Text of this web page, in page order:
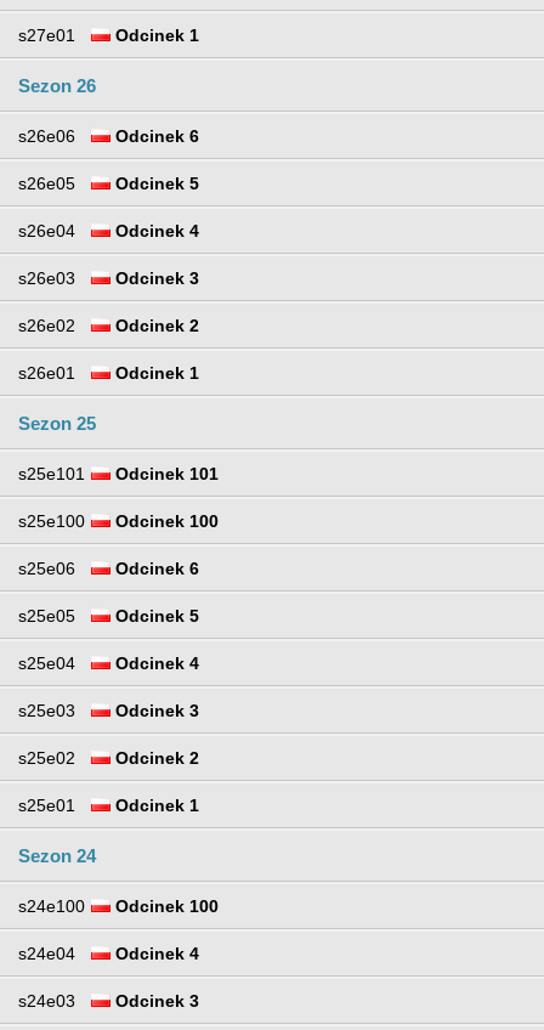
s27e01 Odcinek 1
Sezon 26
s26e06 Odcinek 6
s26e05 Odcinek 5
s26e04 Odcinek 4
s26e03 Odcinek 3
s26e02 Odcinek 2
s26e01 Odcinek 1
Sezon 25
s25e101 Odcinek 101
s25e100 Odcinek 100
s25e06 Odcinek 6
s25e05 Odcinek 5
s25e04 Odcinek 4
s25e03 Odcinek 3
s25e02 Odcinek 2
s25e01 Odcinek 1
Sezon 24
s24e100 Odcinek 100
s24e04 Odcinek 4
s24e03 Odcinek 3